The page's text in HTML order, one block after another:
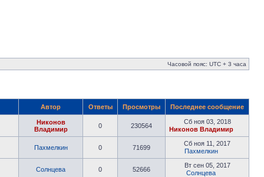
Часовой пояс: UTC + 3 часа
Автор Ответы Просмотры Последнее сообщение
Никонов
Владимир
0 230564
Сб ноя 03, 2018
Никонов Владимир
Пахмелкин 0 71699
Сб ноя 11, 2017
Пахмелкин
Солнцева 0 52666
Вт сен 05, 2017
Солнцева